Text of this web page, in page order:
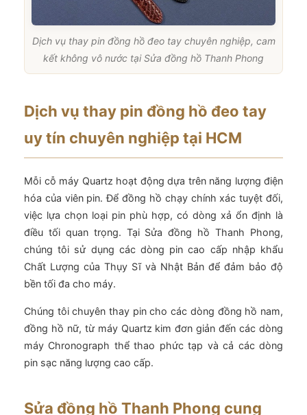
Dịch vụ thay pin đồng hồ đeo tay chuyên nghiệp, cam
kết không vô nước tại Sửa đồng hồ Thanh Phong
Dịch vụ thay pin đồng hồ đeo tay
uy tín chuyên nghiệp tại HCM
Mỗi cỗ máy Quartz hoạt động dựa trên năng lượng điện
hóa của viên pin. Để đồng hồ chạy chính xác tuyệt đối,
việc lựa chọn loại pin phù hợp, có dòng xả ổn định là
điều tối quan trọng. Tại Sửa đồng hồ Thanh Phong,
chúng tôi sử dụng các dòng pin cao cấp nhập khẩu
Chất Lượng của Thụy Sĩ và Nhật Bản để đảm bảo độ
bền tối đa cho máy.
Chúng tôi chuyên thay pin cho các dòng đồng hồ nam,
đồng hồ nữ, từ máy Quartz kim đơn giản đến các dòng
máy Chronograph thể thao phức tạp và cả các dòng
pin sạc năng lượng cao cấp.
Sửa đồng hồ Thanh Phong cung